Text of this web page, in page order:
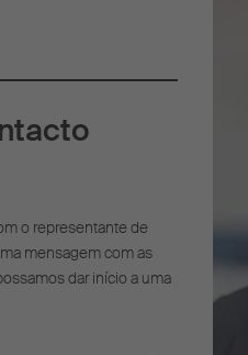
o representante de
mensagem com as
dar início a uma